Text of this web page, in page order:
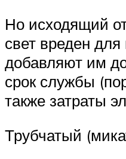
Но исходящий
свет вреден для
добавляют им
срок службы
также затраты
Трубчатый